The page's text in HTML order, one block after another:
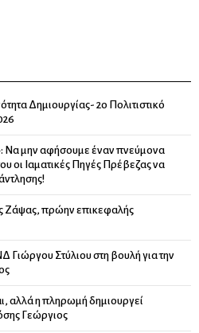
Δημιουργίας- 2ο Πολιτιστικό
Να μην αφήσουμε έναν πνεύμονα
οι Ιαματικές Πηγές Πρέβεζας να
πρώην επικεφαλής
Γιώργου Στύλιου στη βουλή για την
αλλά η πληρωμή δημιουργεί
Γεώργιος